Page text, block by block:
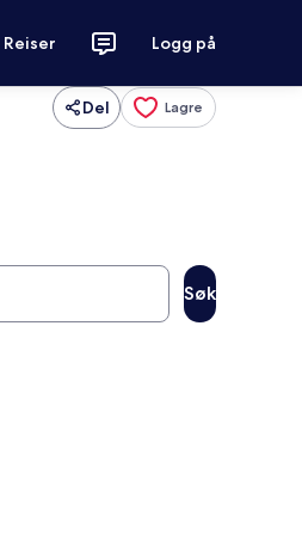
Reiser Logg på
Del Lagre
Søk